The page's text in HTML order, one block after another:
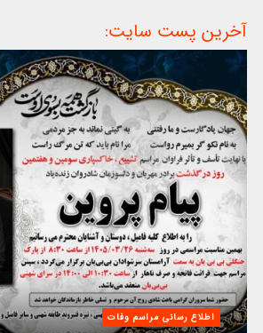
آخرین پست سایت:
اطلاع رسانی مراسم وفات